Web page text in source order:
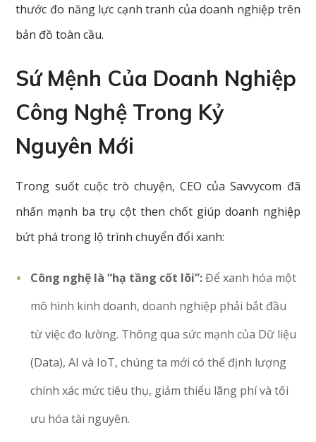
thước đo năng lực cạnh tranh của doanh nghiệp trên
bản đồ toàn cầu.
Sứ Mệnh Của Doanh Nghiệp
Công Nghệ Trong Kỷ
Nguyên Mới
Trong suốt cuộc trò chuyện, CEO của Savvycom đã
nhấn mạnh ba trụ cột then chốt giúp doanh nghiệp
bứt phá trong lộ trình chuyển đổi xanh:
Công nghệ là “hạ tầng cốt lõi”:Để xanh hóa một
mô hình kinh doanh, doanh nghiệp phải bắt đầu
từ việc đo lường. Thông qua sức mạnh của Dữ liệu
(Data), AI và IoT, chúng ta mới có thể định lượng
chính xác mức tiêu thụ, giảm thiểu lãng phí và tối
ưu hóa tài nguyên.